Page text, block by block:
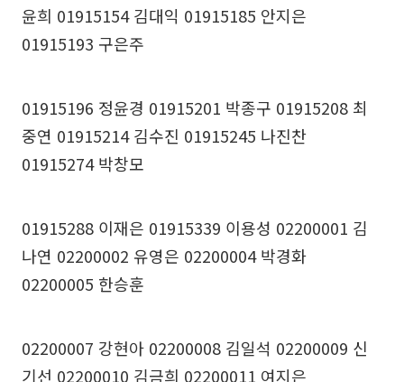
윤희 01915154 김대익 01915185 안지은
01915193 구은주
01915196 정윤경 01915201 박종구 01915208 최
중연 01915214 김수진 01915245 나진찬
01915274 박창모
01915288 이재은 01915339 이용성 02200001 김
나연 02200002 유영은 02200004 박경화
02200005 한승훈
02200007 강현아 02200008 김일석 02200009 신
기선 02200010 김금희 02200011 여지은